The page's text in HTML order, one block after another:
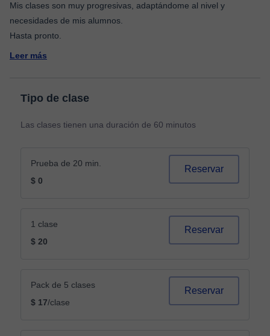
Mis clases son muy progresivas, adaptándome al nivel y
necesidades de mis alumnos.
Leer más
Tipo de clase
Las clases tienen una duración de 60 minutos
Prueba de 20 min.
$ 0
Reservar
1 clase
$ 20
Reservar
Pack de 5 clases
$ 17/clase
Reservar